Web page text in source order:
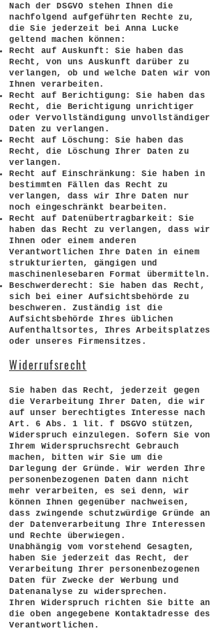
Nach der DSGVO stehen Ihnen die
nachfolgend aufgeführten Rechte zu,
die Sie jederzeit bei Anna Lucke
geltend machen können:
Recht auf Auskunft: Sie haben das
Recht, von uns Auskunft darüber zu
verlangen, ob und welche Daten wir von
Ihnen verarbeiten.
Recht auf Berichtigung: Sie haben das
Recht, die Berichtigung unrichtiger
oder Vervollständigung unvollständiger
Daten zu verlangen.
Recht auf Löschung: Sie haben das
Recht, die Löschung Ihrer Daten zu
verlangen.
Recht auf Einschränkung: Sie haben in
bestimmten Fällen das Recht zu
verlangen, dass wir Ihre Daten nur
noch eingeschränkt bearbeiten.
Recht auf Datenübertragbarkeit: Sie
haben das Recht zu verlangen, dass wir
Ihnen oder einem anderen
Verantwortlichen Ihre Daten in einem
strukturierten, gängigen und
maschinenlesebaren Format übermitteln.
Beschwerderecht: Sie haben das Recht,
sich bei einer Aufsichtsbehörde zu
beschweren. Zuständig ist die
Aufsichtsbehörde Ihres üblichen
Aufenthaltsortes, Ihres Arbeitsplatzes
oder unseres Firmensitzes.
Widerrufsrecht
Sie haben das Recht, jederzeit gegen
die Verarbeitung Ihrer Daten, die wir
auf unser berechtigtes Interesse nach
Art. 6 Abs. 1 lit. f DSGVO stützen,
Widerspruch einzulegen. Sofern Sie von
Ihrem Widerspruchsrecht Gebrauch
machen, bitten wir Sie um die
Darlegung der Gründe. Wir werden Ihre
personenbezogenen Daten dann nicht
mehr verarbeiten, es sei denn, wir
können Ihnen gegenüber nachweisen,
dass zwingende schutzwürdige Gründe an
der Datenverarbeitung Ihre Interessen
und Rechte überwiegen.
Unabhängig vom vorstehend Gesagten,
haben Sie jederzeit das Recht, der
Verarbeitung Ihrer personenbezogenen
Daten für Zwecke der Werbung und
Datenanalyse zu widersprechen.
Ihren Widerspruch richten Sie bitte an
die oben angegebene Kontaktadresse des
Verantwortlichen.